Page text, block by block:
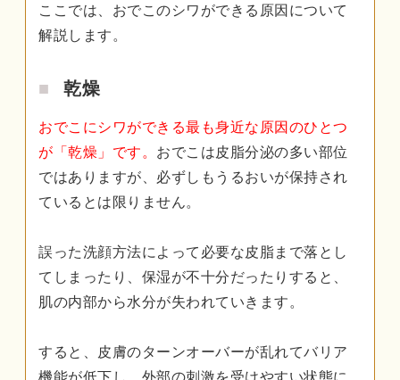
ここでは、おでこのシワができる原因について
解説します。
乾燥
おでこにシワができる最も身近な原因のひとつ
が「乾燥」です。 おでこは皮脂分泌の多い部位
ではありますが、必ずしもうるおいが保持され
ているとは限りません。
誤った洗顔方法によって必要な皮脂まで落とし
てしまったり、保湿が不十分だったりすると、
肌の内部から水分が失われていきます。
すると、皮膚のターンオーバーが乱れてバリア